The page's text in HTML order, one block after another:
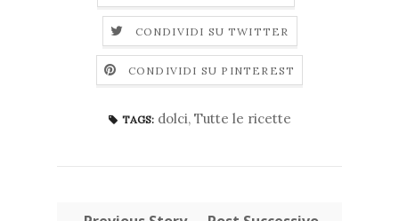
CONDIVIDI SU TWITTER
CONDIVIDI SU PINTEREST
TAGS: dolci, Tutte le ricette